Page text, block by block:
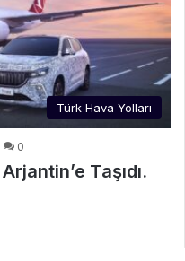
Türk Hava Yolları
0
Taşıdı.